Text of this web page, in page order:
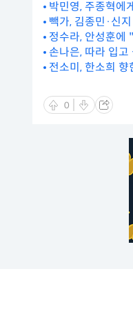
박민영, 주종혁에
빽가, 김종민·신
정수라, 안성훈에
손나은, 따라 입
전소미, 한소희
0